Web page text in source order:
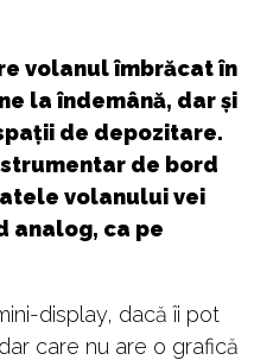
volanul îmbrăcat în
la îndemână, dar și
de depozitare.
de bord
volanului vei
analog, ca pe
display, dacă îi pot
care nu are o grafică